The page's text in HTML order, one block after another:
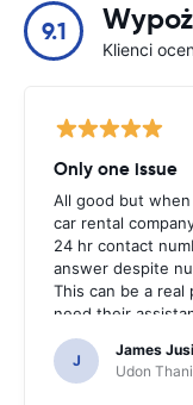
9.1
Klienci
Only one issue
All good but
car rental
24 hr contact
answer despite
This can be a real
need their
services or car.
J
James
Udon